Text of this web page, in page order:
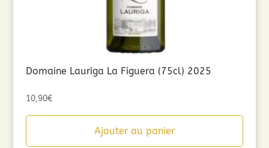
Domaine Lauriga La Figuera (75cl) 2025
10,90€
Ajouter au panier